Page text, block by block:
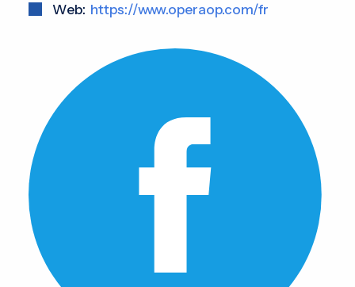
Web: https://www.operaop.com/fr